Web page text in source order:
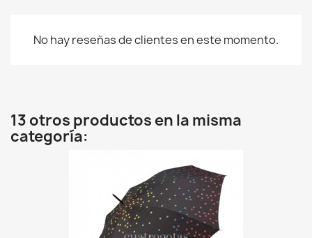
No hay reseñas de clientes en este momento.
13 otros productos en la misma
categoría: